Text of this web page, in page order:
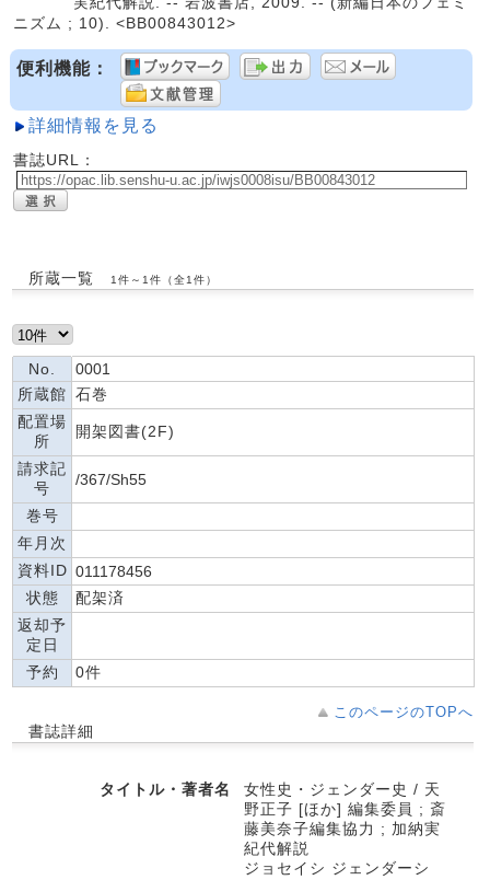
ニズム ; 10). <BB00843012>
便利機能：
詳細情報を見る
書誌URL：
所蔵一覧 1件～1件（全1件）
No.
0001
所蔵館 石巻
配置場
所
開架図書(2F)
請求記
号
/367/Sh55
巻号
年月次
資料ID 011178456
状態
配架済
返却予
定日
予約
0件
このページのTOPへ
書誌詳細
タイトル・著者名
女性史・ジェンダー史 / 天
野正子 [ほか] 編集委員 ; 斎
藤美奈子編集協力 ; 加納実
紀代解説
ジョセイシ ジェンダーシ